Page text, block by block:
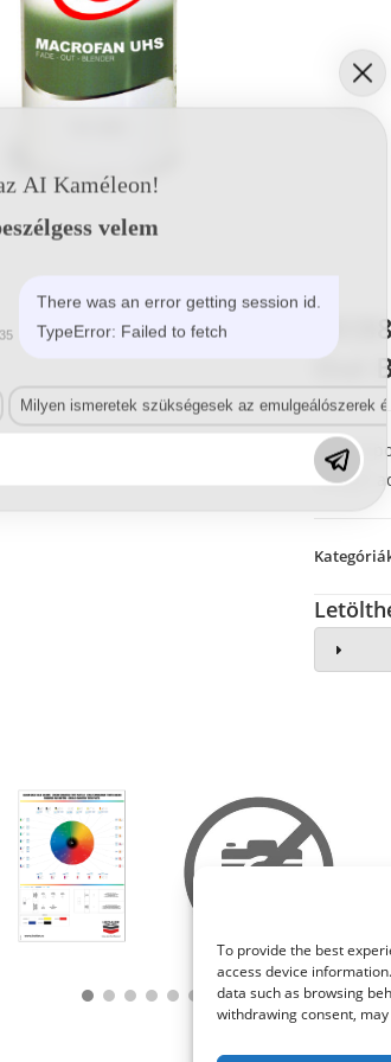
To provide the best
access device
data such as browsing
withdrawing consent,
Out
„elfújó”
AI Kaméleon!
velem
There was an error getting session id.
TypeError: Failed to fetch
Milyen ismeretek szükségesek az emulgeálószerek